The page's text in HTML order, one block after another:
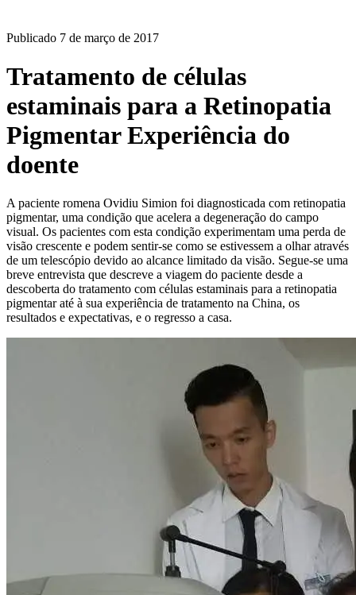
Publicado 7 de março de 2017
Tratamento de células
estaminais para a Retinopatia
Pigmentar Experiência do
doente
A paciente romena Ovidiu Simion foi diagnosticada com retinopatia
pigmentar, uma condição que acelera a degeneração do campo
visual. Os pacientes com esta condição experimentam uma perda de
visão crescente e podem sentir-se como se estivessem a olhar através
de um telescópio devido ao alcance limitado da visão. Segue-se uma
breve entrevista que descreve a viagem do paciente desde a
descoberta do tratamento com células estaminais para a retinopatia
pigmentar até à sua experiência de tratamento na China, os
resultados e expectativas, e o regresso a casa.